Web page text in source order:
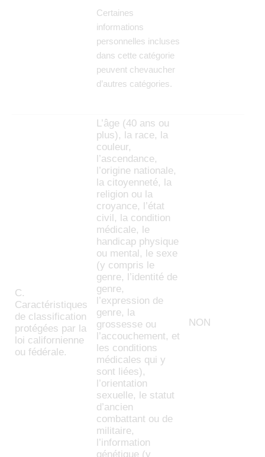
Certaines
informations
personnelles incluses
dans cette catégorie
peuvent chevaucher
d’autres catégories.
C.
Caractéristiques
de classification
protégées par la
loi californienne
ou fédérale.
L’âge (40 ans ou
plus), la race, la
couleur,
l’ascendance,
l’origine nationale,
la citoyenneté, la
religion ou la
croyance, l’état
civil, la condition
médicale, le
handicap physique
ou mental, le sexe
(y compris le
genre, l’identité de
genre,
l’expression de
genre, la
grossesse ou
l’accouchement, et
les conditions
médicales qui y
sont liées),
l’orientation
sexuelle, le statut
d’ancien
combattant ou de
militaire,
l’information
génétique (y
NON